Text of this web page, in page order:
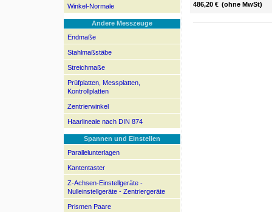
Winkel-Normale
Andere Messzeuge
Endmaße
Stahlmaßstäbe
Streichmaße
Prüfplatten, Messplatten,
Kontrollplatten
Zentrierwinkel
Haarlineale nach DIN 874
Spannen und Einstellen
Parallelunterlagen
Kantentaster
Z-Achsen-Einstellgeräte -
Nulleinstellgeräte - Zentriergeräte
Prismen Paare
486,20 € (ohne MwSt)